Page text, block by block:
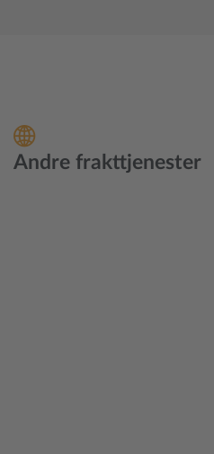
Andre frakttjenester